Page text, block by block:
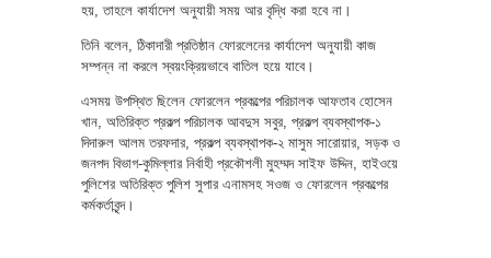
হয়, তাহলে কার্যাদেশ অনুযায়ী সময় আর বৃদ্ধি করা হবে না।
তিনি বলেন, ঠিকাদারী প্রতিষ্ঠান ফোরলেনের কার্যাদেশ অনুযায়ী কাজ
সম্পন্ন না করলে স্বয়ংক্রিয়ভাবে বাতিল হয়ে যাবে।
এসময় উপস্থিত ছিলেন ফোরলেন প্রকল্পের পরিচালক আফতাব হোসেন
খান, অতিরিক্ত প্রকল্প পরিচালক আবদুস সবুর, প্রকল্প ব্যবস্থাপক-১
দিদারুল আলম তরফদার, প্রকল্প ব্যবস্থাপক-২ মাসুম সারোয়ার, সড়ক ও
জনপদ বিভাগ-কুমিল্লার নির্বাহী প্রকৌশলী মুহম্মদ সাইফ উদ্দিন, হাইওয়ে
পুলিশের অতিরিক্ত পুলিশ সুপার এনামসহ সওজ ও ফোরলেন প্রকল্পের
কর্মকর্তাবৃন্দ।